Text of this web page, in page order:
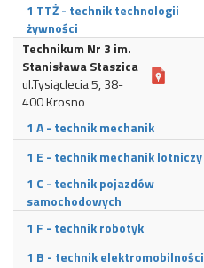
1 TTŻ - technik technologii
żywności
Technikum Nr 3 im.
Stanisława Staszica
ul.Tysiąclecia 5, 38-
400 Krosno
1 A - technik mechanik
1 E - technik mechanik lotniczy
1 C - technik pojazdów
samochodowych
1 F - technik robotyk
1 B - technik elektromobilności